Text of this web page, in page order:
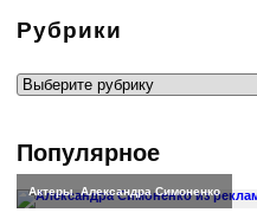
Рубрики
Рубрики
Популярное
Актеры,Александра Симоненко